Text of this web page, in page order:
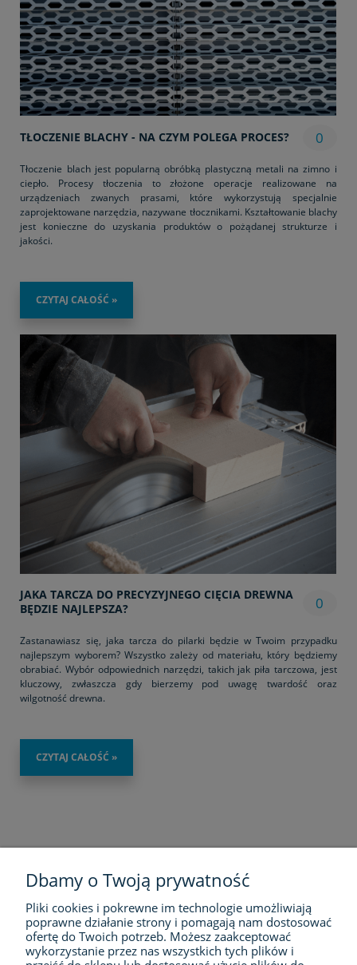
TŁOCZENIE BLACHY - NA CZYM POLEGA PROCES? 0
Tłoczenie blach jest popularną obróbką plastyczną metali na zimno i
ciepło. Procesy tłoczenia to złożone operacje realizowane na
urządzeniach zwanych prasami, które wykorzystują specjalnie
zaprojektowane narzędzia, nazywane tłocznikami. Kształtowanie blachy
jest konieczne do uzyskania produktów o pożądanej strukturze i
jakości.
CZYTAJ CAŁOŚĆ »
JAKA TARCZA DO PRECYZYJNEGO CIĘCIA DREWNA
BĘDZIE NAJLEPSZA?
0
Zastanawiasz się, jaka tarcza do pilarki będzie w Twoim przypadku
najlepszym wyborem? Wszystko zależy od materiału, który będziemy
obrabiać. Wybór odpowiednich narzędzi, takich jak piła tarczowa, jest
kluczowy, zwłaszcza gdy bierzemy pod uwagę twardość oraz
wilgotność drewna.
CZYTAJ CAŁOŚĆ »
FIRMA
ZAKUPY
Dbamy o Twoją prywatność
Pliki cookies i pokrewne im technologie umożliwiają
poprawne działanie strony i pomagają nam dostosować
ofertę do Twoich potrzeb. Możesz zaakceptować
wykorzystanie przez nas wszystkich tych plików i